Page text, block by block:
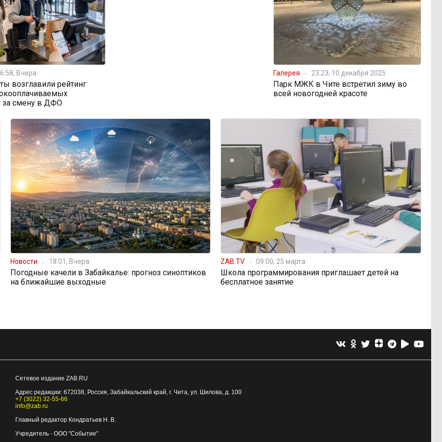
Вчера
возглавили рейтинг
за смену в ДФО
Галерея 23:23, 10 декабря 2025
Парк МЖК в Чите встретил зиму во
всей новогодней красоте
Новости 18:01, Вчера
Погодные качели в Забайкалье: прогноз синоптиков
на ближайшие выходные
ZAB.TV 09:00, 25 марта
Школа программирования приглашает детей на
бесплатное занятие
Сетевое издание ZAB.RU
Адрес редакции: 672038, Россия, Забайкальский край, г. Чита, ул. Шилова, д. 100
+7 (3022) 32-55-66
info@zab.ru
Главный редактор Кондратьев Н. В.
Учредитель - ООО "Событие"